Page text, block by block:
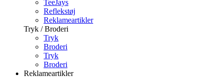
TeeJays
Reflekstøj
Reklameartikler
Tryk / Broderi
Tryk
Broderi
Tryk
Broderi
Reklameartikler